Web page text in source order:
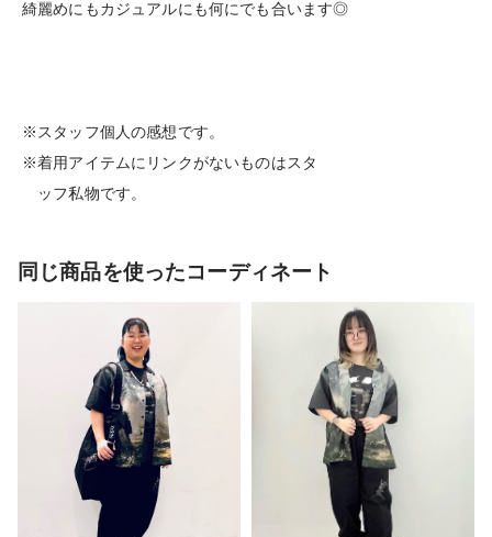
綺麗めにもカジュアルにも何にでも合います◎
※スタッフ個人の感想です。
※着用アイテムにリンクがないものはスタ
ッフ私物です。
同じ商品を使ったコーディネート